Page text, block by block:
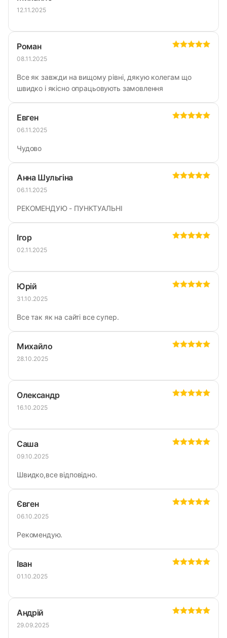
12.11.2025
Роман
08.11.2025
Все як завжди на вищому рівні, дякую колегам що
швидко і якісно опрацьовують замовлення
Евген
06.11.2025
Чудово
Анна Шульгіна
06.11.2025
РЕКОМЕНДУЮ - ПУНКТУАЛЬНІ
Ігор
02.11.2025
Юрій
31.10.2025
Все так як на сайті все супер.
Михайло
28.10.2025
Олександр
16.10.2025
Саша
09.10.2025
Швидко,все відповідно.
Євген
06.10.2025
Рекомендую.
Іван
01.10.2025
Андрій
29.09.2025